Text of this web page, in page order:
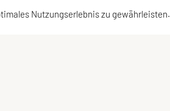
Nutzungserlebnis zu gewährleisten.